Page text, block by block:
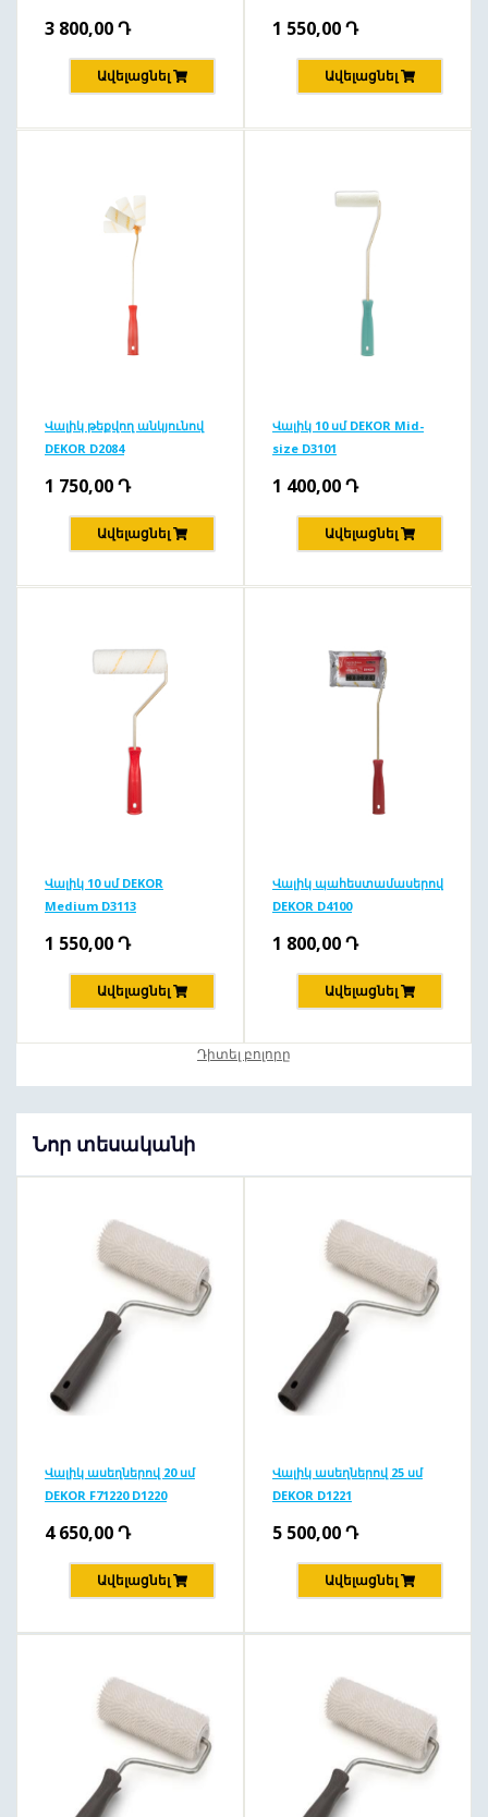
3 800,00Դ
Ավելացնել
1 550,00Դ
Ավելացնել
Վալիկ թեքվող անկյունով
DEKOR D2084
1 750,00Դ
Ավելացնել
Վալիկ 10 սմ DEKOR Mid-
size D3101
1 400,00Դ
Ավելացնել
Վալիկ 10 սմ DEKOR
Medium D3113
1 550,00Դ
Ավելացնել
Վալիկ պահեստամասերով
DEKOR D4100
1 800,00Դ
Ավելացնել
Դիտել բոլորը
Նոր տեսականի
Վալիկ ասեղներով 20 սմ
DEKOR F71220 D1220
4 650,00Դ
Ավելացնել
Վալիկ ասեղներով 25 սմ
DEKOR D1221
5 500,00Դ
Ավելացնել